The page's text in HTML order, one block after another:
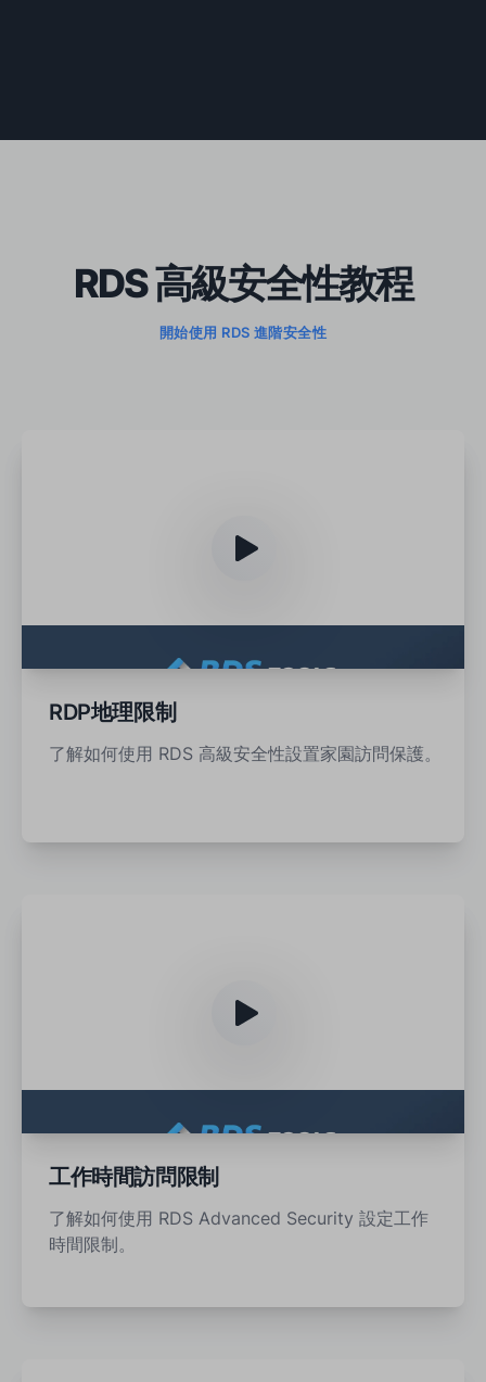
RDS 高級安全性教程
開始使用 RDS 進階安全性
RDP地理限制
了解如何使用 RDS 高級安全性設置家園訪問保護。
工作時間訪問限制
了解如何使用 RDS Advanced Security 設定工作
時間限制。